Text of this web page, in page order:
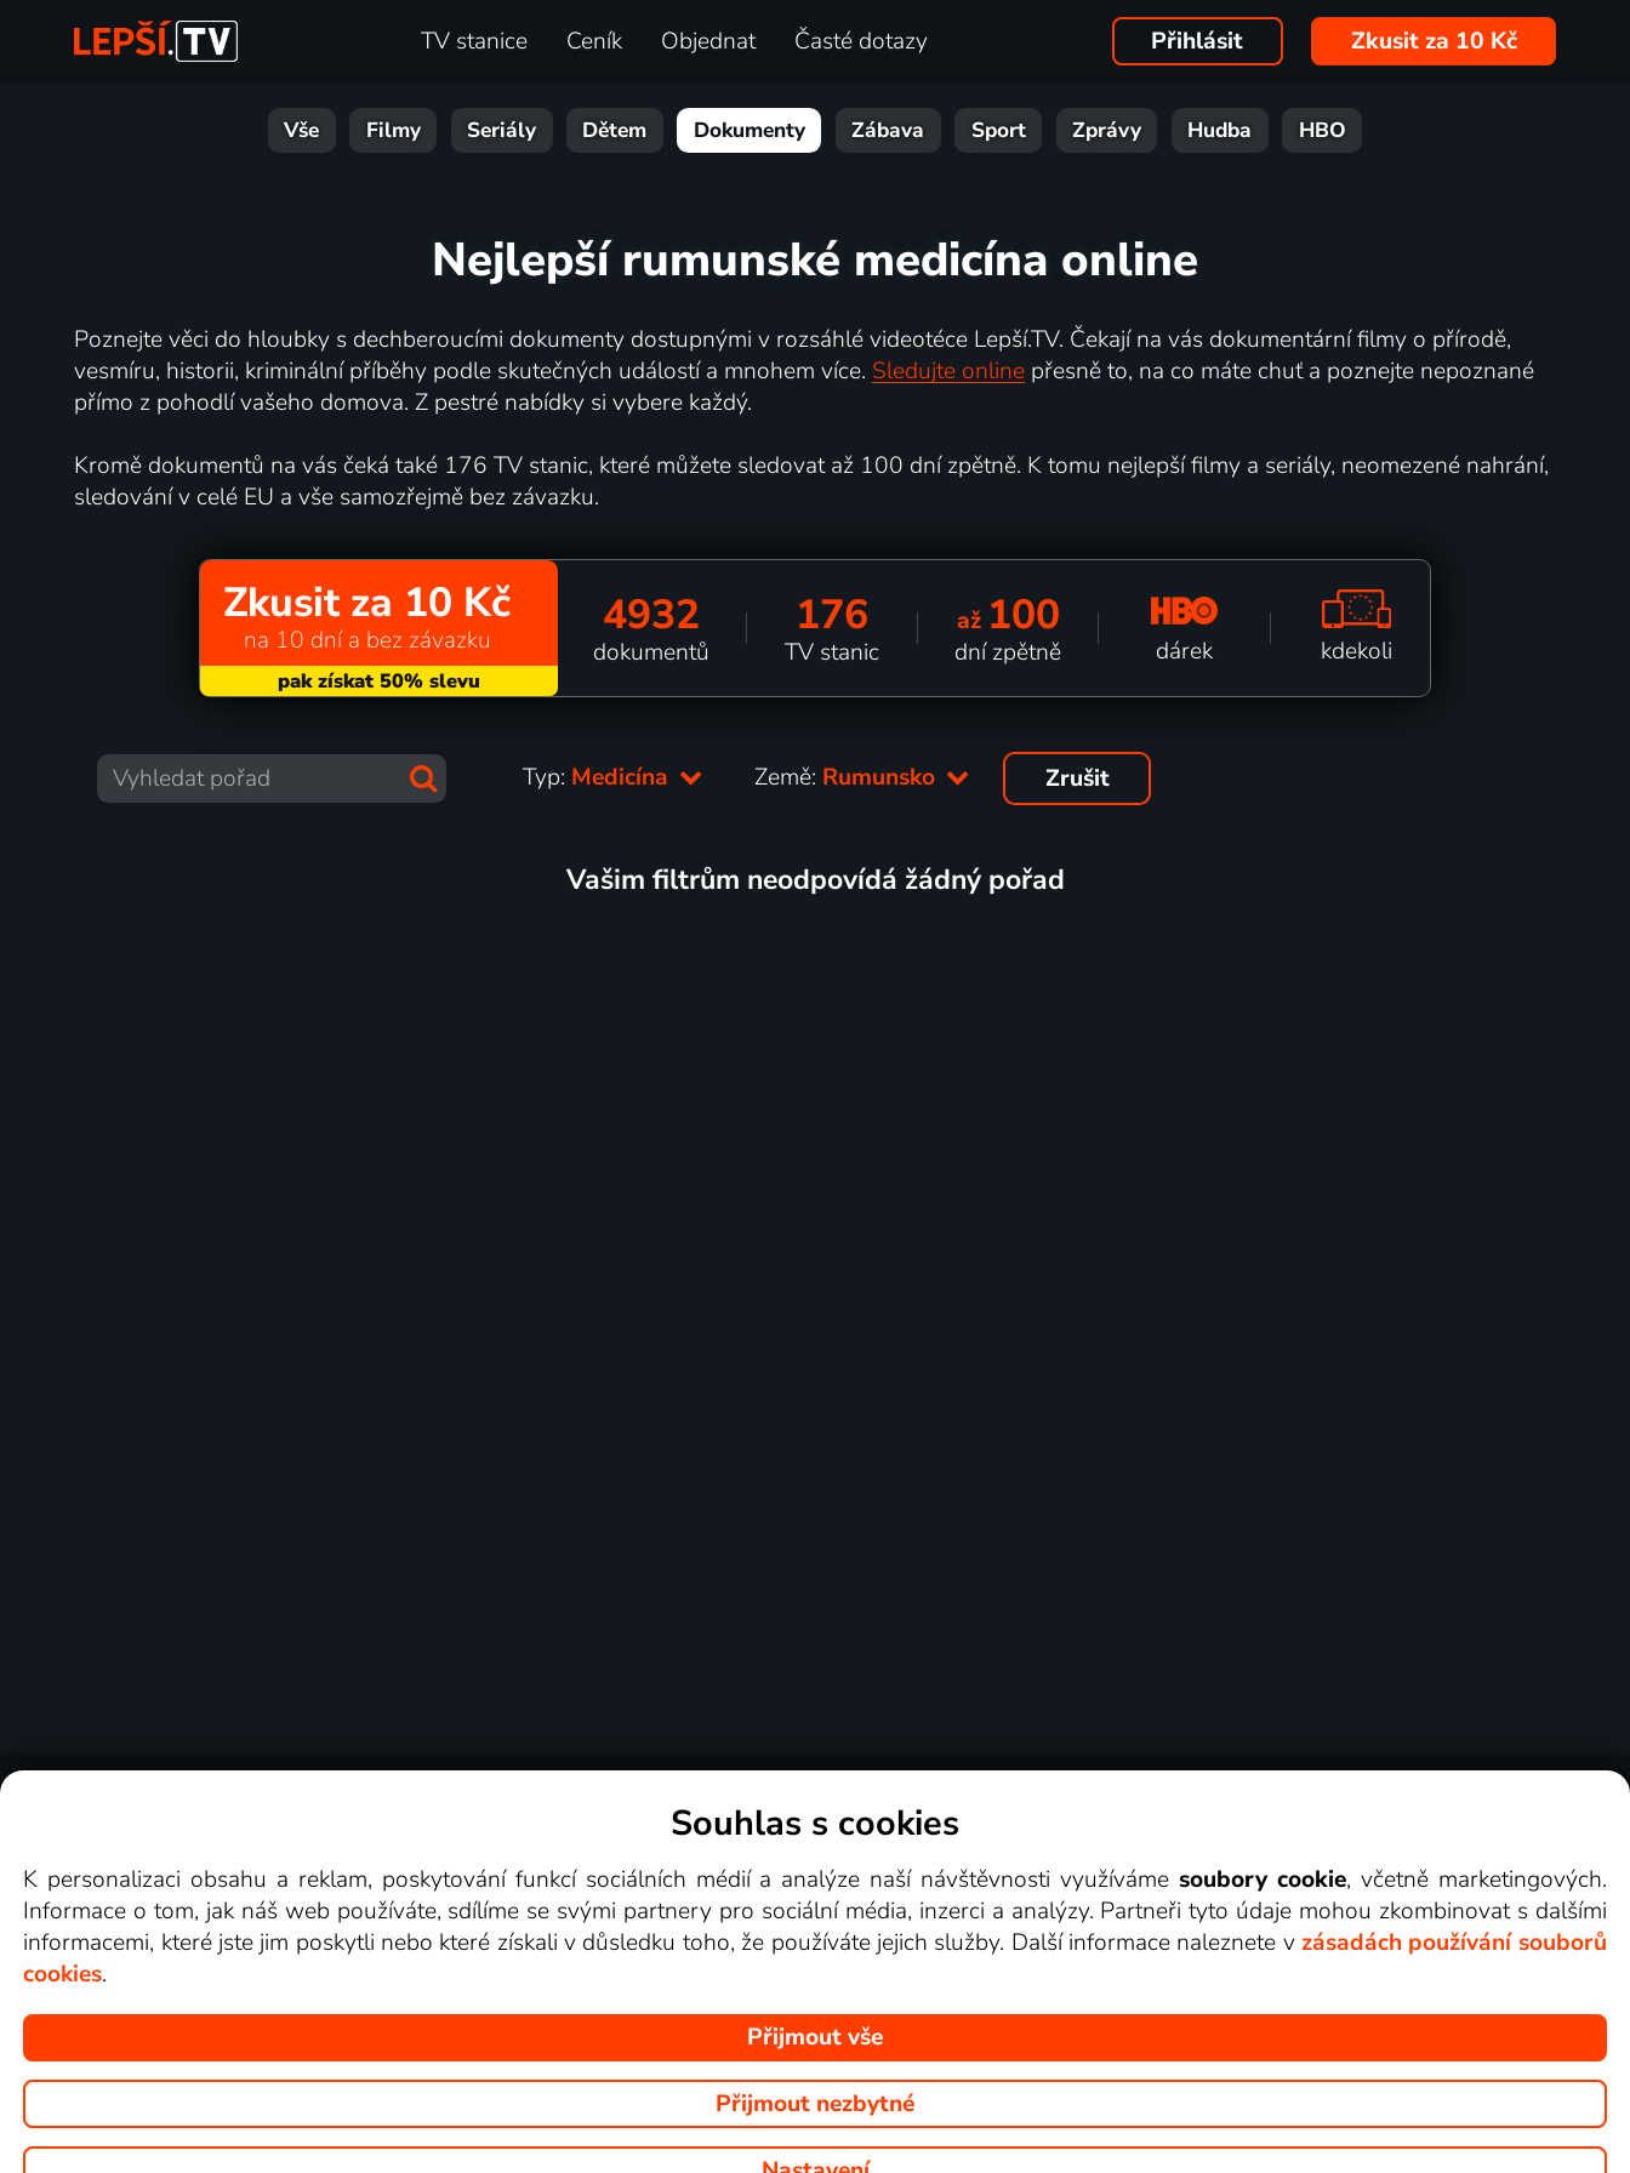
TV stanice Ceník Objednat Časté dotazy Přihlásit Zkusit za 10 Kč
Vše Filmy Seriály Dětem Dokumenty Zábava Sport Zprávy Hudba HBO
Nejlepší rumunské medicína online
Poznejte věci do hloubky s dechberoucími dokumenty dostupnými v rozsáhlé videotéce Lepší.TV. Čekají na vás dokumentární filmy o přírodě,
vesmíru, historii, kriminální příběhy podle skutečných událostí a mnohem více. Sledujte onlinepřesně to, na co máte chuť a poznejte nepoznané
přímo z pohodlí vašeho domova. Z pestré nabídky si vybere každý.
Kromě dokumentů na vás čeká také 176 TV stanic, které můžete sledovat až 100 dní zpětně. K tomu nejlepší filmy a seriály, neomezené nahrání,
sledování v celé EU a vše samozřejmě bez závazku.
Zkusit za 10 Kč
na 10 dní a bez závazku 4932
dokumentů
176
TV stanic
až 100
dní zpětně dárek kdekoli
Typ: Medicína Země: Rumunsko Zrušit
Vašim filtrům neodpovídá žádný pořad
Videotéka
Copyright © goNET s.r.o. Na tomto webu jsou zobrazovány obrázky z pořadů TV stanic, které můžete sledovat v Lepší.TV.
Souhlas s cookies
K personalizaci obsahu a reklam, poskytování funkcí sociálních médií a analýze naší návštěvnosti využívámesoubory cookie, včetně marketingových.
Informace o tom, jak náš web používáte, sdílíme se svými partnery pro sociální média, inzerci a analýzy. Partneři tyto údaje mohou zkombinovat s dalšími
informacemi, které jste jim poskytli nebo které získali v důsledku toho, že používáte jejich služby. Další informace naleznete v zásadách používání souborů
cookies.
Přijmout vše
Přijmout nezbytné